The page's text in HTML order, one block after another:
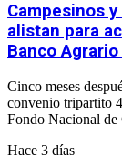
Campesinos
alistan para
Banco
Cinco meses
convenio tripartito
Fondo Nacional de
Hace 3 días